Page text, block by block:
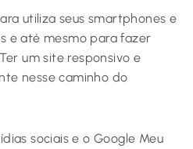
utiliza seus smartphones e
e até mesmo para fazer
um site responsivo e
nesse caminho do
sociais e o Google Meu